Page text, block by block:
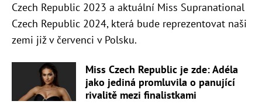
Czech Republic 2023 a aktuální Miss Supranational
Czech Republic 2024, která bude reprezentovat naši
zemi již v červenci v Polsku.
Miss Czech Republic je zde: Adéla
jako jediná promluvila o panující
rivalitě mezi finalistkami